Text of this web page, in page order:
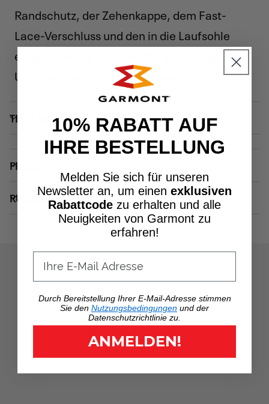
Randschutz, der Zehenkappe, dem Fast-
Lace-Verschluss und den in die Laufsohle
eingearbeiteten Stollen, die an die Outdoor-
Ursprünge von Garmont erinnern.
TECH-INFO
PFLEGE
RÜCKGABE
10% RABATT AUF
IHRE BESTELLUNG
Melden Sie sich für unseren
Newsletter an, um einen exklusiven
Rabattcode zu erhalten und alle
Neuigkeiten von Garmont zu
erfahren!
Durch Bereitstellung Ihrer E-Mail-Adresse stimmen
Sie den Nutzungsbedingungen und der
Datenschutzrichtlinie zu.
ANMELDEN!